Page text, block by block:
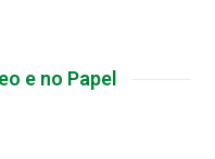
e no Papel